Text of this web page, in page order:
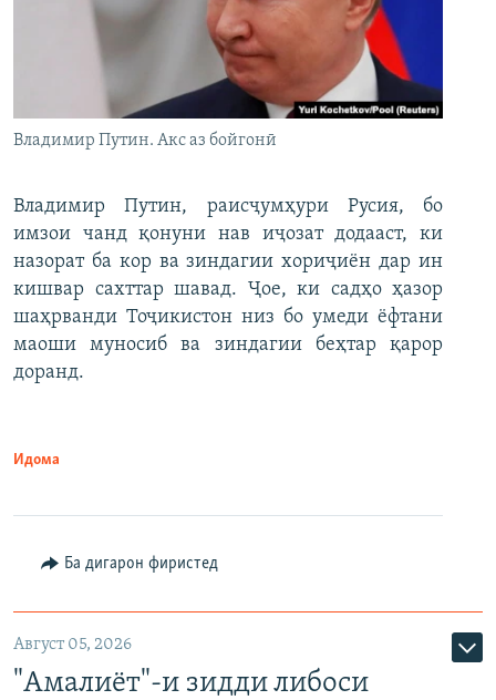
Владимир Путин. Акс аз бойгонӣ
Владимир Путин, раисҷумҳури Русия, бо
имзои чанд қонуни нав иҷозат додааст, ки
назорат ба кор ва зиндагии хориҷиён дар ин
кишвар сахттар шавад. Ҷое, ки садҳо ҳазор
шаҳрванди Тоҷикистон низ бо умеди ёфтани
маоши муносиб ва зиндагии беҳтар қарор
доранд.
Идома
Ба дигарон фиристед
Август 05, 2026
"Амалиёт"-и зидди либоси